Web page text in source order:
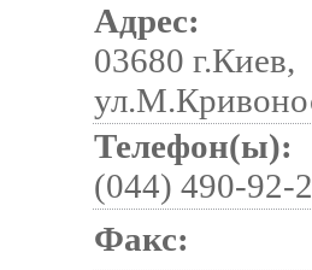
Адрес:
03680 г.Киев,
Телефон(ы):
(044) 490-92-
Факс: